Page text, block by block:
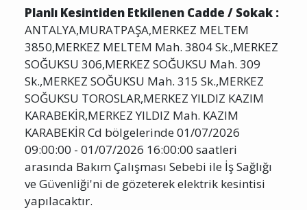
Planlı Kesintiden Etkilenen Cadde / Sokak :
ANTALYA,MURATPAŞA,MERKEZ MELTEM
3850,MERKEZ MELTEM Mah. 3804 Sk.,MERKEZ
SOĞUKSU 306,MERKEZ SOĞUKSU Mah. 309
Sk.,MERKEZ SOĞUKSU Mah. 315 Sk.,MERKEZ
SOĞUKSU TOROSLAR,MERKEZ YILDIZ KAZIM
KARABEKİR,MERKEZ YILDIZ Mah. KAZIM
KARABEKİR Cd bölgelerinde 01/07/2026
09:00:00 - 01/07/2026 16:00:00 saatleri
arasında Bakım Çalışması Sebebi ile İş Sağlığı
ve Güvenliği'ni de gözeterek elektrik kesintisi
yapılacaktır.